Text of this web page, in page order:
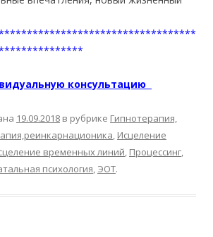
консультацию
19.09.2018 в рубрике Гипнотерапия,
, Исцеление
временных линий, Процессинг,
психология, ЭОТ.